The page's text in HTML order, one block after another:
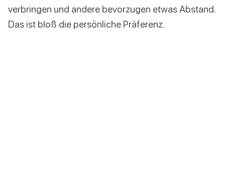
verbringen und andere bevorzugen etwas Abstand.
Das ist bloß die persönliche Präferenz.